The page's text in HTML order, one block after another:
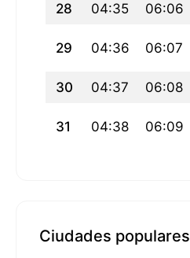
28 04:35 06:06
29 04:36 06:07
30 04:37 06:08
31 04:38 06:09
Ciudades populares